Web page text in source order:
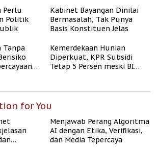
Perlu
Politik
Kabinet Bayangan Dinilai
Bermasalah, Tak Punya
Basis Konstituen Jelas
Tanpa
Kemerdekaan Hunian
Diperkuat, KPR Subsidi
Tetap 5 Persen meski BI
for You
Menjawab Perang Algoritma
AI dengan Etika, Verifikasi,
dan Media Tepercaya